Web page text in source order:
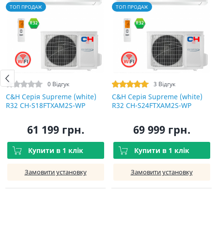
ТОП ПРОДАЖ
0 Відгук
C&H Серія Supreme (white)
R32 CH-S18FTXAM2S-WP
61 199 грн.
Купити в 1 клік
Замовити установку
ТОП ПРОДАЖ
3 Відгук
C&H Серія Supreme (white)
R32 CH-S24FTXAM2S-WP
69 999 грн.
Купити в 1 клік
Замовити установку